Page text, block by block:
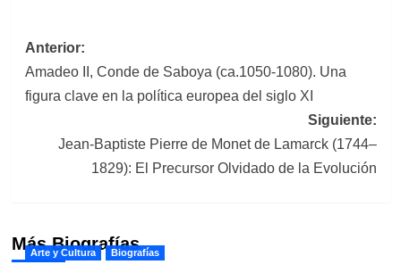
Navegación
de
entradas
Anterior:
Amadeo II, Conde de Saboya (ca.1050-1080). Una
figura clave en la política europea del siglo XI
Siguiente:
Jean-Baptiste Pierre de Monet de Lamarck (1744–
1829): El Precursor Olvidado de la Evolución
Más Biografías
Arte y Cultura Biografías